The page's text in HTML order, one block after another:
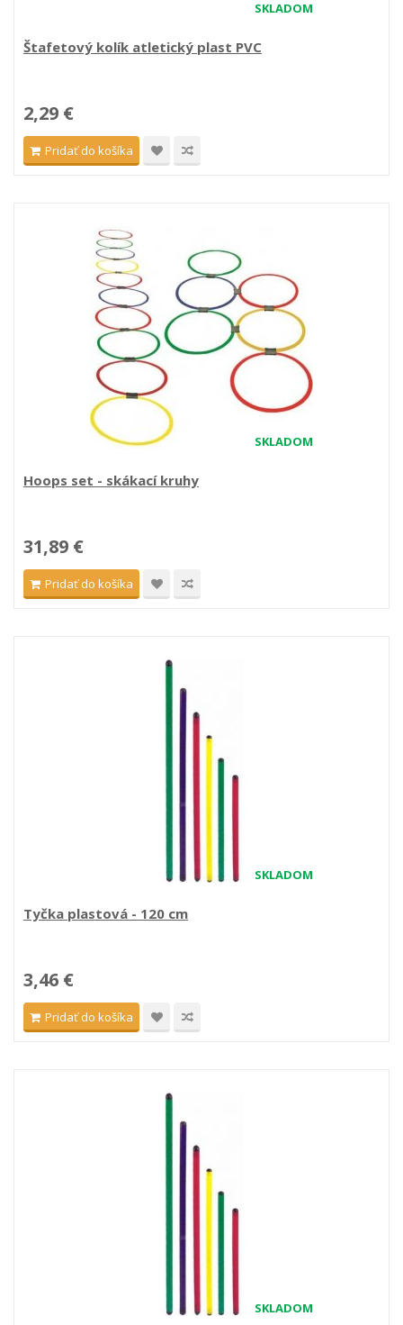
SKLADOM
Štafetový kolík atletický plast PVC
2,29 €
Pridať do košíka
SKLADOM
Hoops set - skákací kruhy
31,89 €
Pridať do košíka
SKLADOM
Tyčka plastová - 120 cm
3,46 €
Pridať do košíka
SKLADOM